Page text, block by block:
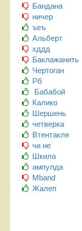
Бандана
ничер
ъеъ
Альберт
хддд
Баклажанить
Чертоган
Рб
Бабабой
Калико
Шершень
четверка
Втентакле
чи не
Шкила
ампулда
Mband
Жалеп